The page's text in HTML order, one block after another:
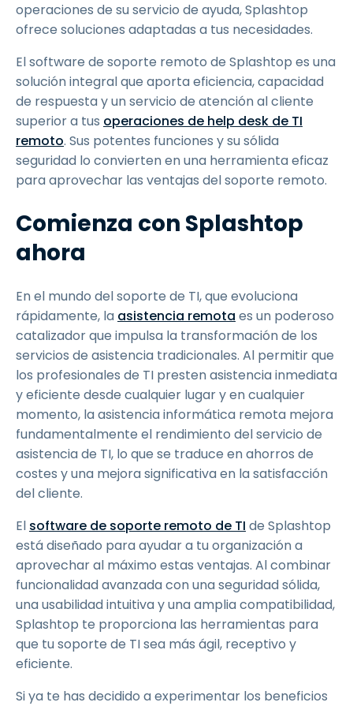
operaciones de su servicio de ayuda, Splashtop
ofrece soluciones adaptadas a tus necesidades.
El software de soporte remoto de Splashtop es una
solución integral que aporta eficiencia, capacidad
de respuesta y un servicio de atención al cliente
superior a tus operaciones de help desk de TI
remoto. Sus potentes funciones y su sólida
seguridad lo convierten en una herramienta eficaz
para aprovechar las ventajas del soporte remoto.
Comienza con Splashtop
ahora
En el mundo del soporte de TI, que evoluciona
rápidamente, la asistencia remota es un poderoso
catalizador que impulsa la transformación de los
servicios de asistencia tradicionales. Al permitir que
los profesionales de TI presten asistencia inmediata
y eficiente desde cualquier lugar y en cualquier
momento, la asistencia informática remota mejora
fundamentalmente el rendimiento del servicio de
asistencia de TI, lo que se traduce en ahorros de
costes y una mejora significativa en la satisfacción
del cliente.
El software de soporte remoto de TI de Splashtop
está diseñado para ayudar a tu organización a
aprovechar al máximo estas ventajas. Al combinar
funcionalidad avanzada con una seguridad sólida,
una usabilidad intuitiva y una amplia compatibilidad,
Splashtop te proporciona las herramientas para
que tu soporte de TI sea más ágil, receptivo y
eficiente.
Si ya te has decidido a experimentar los beneficios